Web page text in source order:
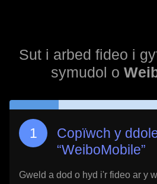
Sut i arbed fideo i
symudol o
Copïwch y
“WeiboMobile”
Gweld a dod o hyd i'r fideo ar y